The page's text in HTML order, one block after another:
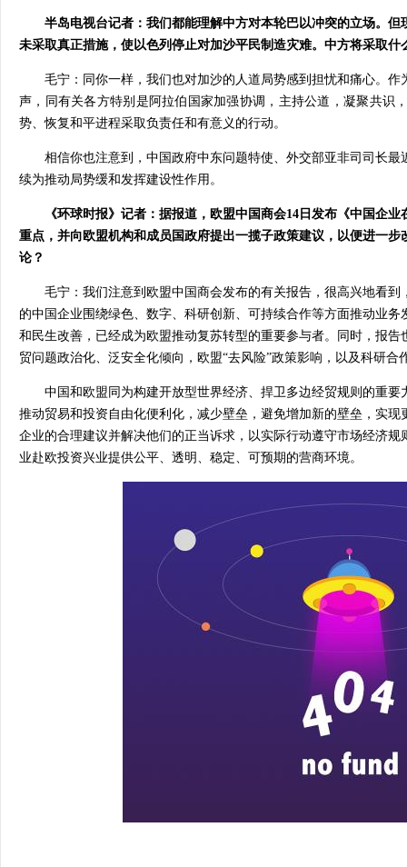
半岛电视台记者：我们都能理解中方对本轮巴以冲突的立场。
未采取真正措施，使以色列停止对加沙平民制造灾难。中方将采取什
毛宁：同你一样，我们也对加沙的人道局势感到担忧和痛心。
声，同有关各方特别是阿拉伯国家加强协调，主持公道，凝聚共识
势、恢复和平进程采取负责任和有意义的行动。
相信你也注意到，中国政府中东问题特使、外交部亚非司司长
续为推动局势缓和发挥建设性作用。
《环球时报》记者：据报道，欧盟中国商会14日发布《中国企
重点，并向欧盟机构和成员国政府提出一揽子政策建议，以便进一
论？
毛宁：我们注意到欧盟中国商会发布的有关报告，很高兴地看
的中国企业围绕绿色、数字、科研创新、可持续合作等方面推动业
和民生改善，已经成为欧盟推动复苏转型的重要参与者。同时，报
贸问题政治化、泛安全化倾向，欧盟“去风险”政策影响，以及科研
中国和欧盟同为构建开放型世界经济、捍卫多边经贸规则的重
推动贸易和投资自由化便利化，减少壁垒，避免增加新的壁垒，实
企业的合理建议并解决他们的正当诉求，以实际行动遵守市场经济
业赴欧投资兴业提供公平、透明、稳定、可预期的营商环境。